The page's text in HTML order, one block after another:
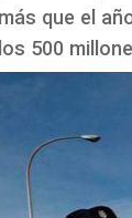
que el
500